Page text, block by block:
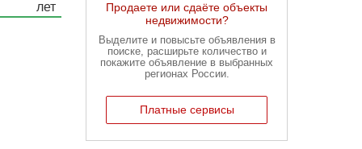
Продаете или сдаёте объекты
недвижимости?
Выделите и повысьте объявления в
поиске, расширьте количество и
покажите объявление в выбранных
регионах России.
Платные сервисы